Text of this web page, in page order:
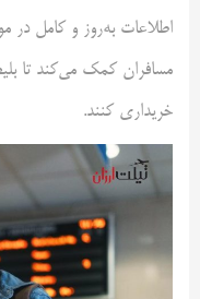
اطلاعات به‌روز و کامل در
مسافران کمک می‌کند تا
خریداری کنند.